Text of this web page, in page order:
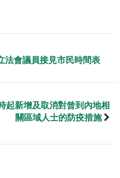
法會議員接見市民時間表
起新增及取消對曾到內地相
關區域人士的防疫措施